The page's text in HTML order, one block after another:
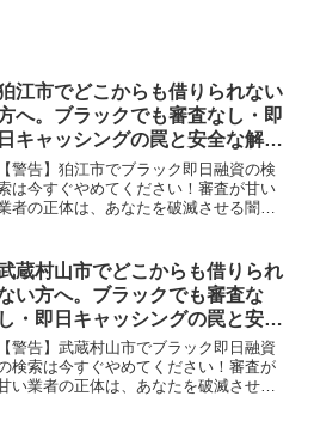
江市でどこからも借りられない
へ。ブラックでも審査なし・即
日キャッシングの罠と安全な解決
策
【警告】狛江市でブラック即日融資の検
は今すぐやめてください！審査が甘い
者の正体は、あなたを破滅させる闇金
で違法業者を避け、借金地獄から抜け
した方々の実体験と確実な解決策を完
公開。
蔵村山市でどこからも借りられ
い方へ。ブラックでも審査な
し・即日キャッシングの罠と安全
な解決策
【警告】武蔵村山市でブラック即日融資
検索は今すぐやめてください！審査が
い業者の正体は、あなたを破滅させる